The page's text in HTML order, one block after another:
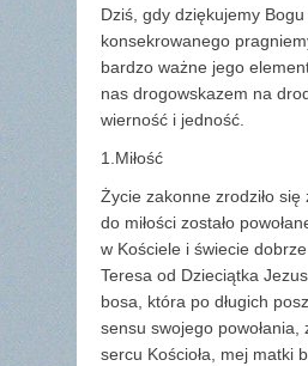
Dziś, gdy dziękujemy
konsekrowanego
bardzo ważne jego
nas drogowskazem na
wierność i jedność.
1.Miłość
Życie zakonne zrodziło się
do miłości zostało
w Kościele i świecie dobrze
Teresa od Dzieciątka
bosa, która po długich
sensu swojego powołania,
sercu Kościoła, mej matki